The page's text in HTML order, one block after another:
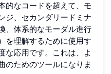
的なコードを超えて、モ
ジ、セカンダリードミナ
、体系的なモーダル進行
を理解するために使用す
な応用です。これは、よ
のためのツールになりま